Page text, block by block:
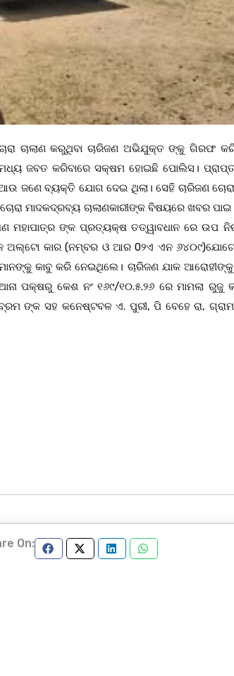
ଚାଲାଣ କରୁଥିବା ଚାରିଜଣ ଅଭିଯୁକ୍ତ ଙ୍କୁ ଗିରଫ
ଜବତ କରିବାରେ ସକ୍ଷମ ହୋଇଛି ପୋଲିସ।
ଜଣେ ବ୍ୟକ୍ତି ଯୋଗ ଦେଇ ଥିଲା। ସେହି ଚାରିଜଣ ଚୋରା
ମାଦକଦ୍ରବ୍ୟ ଚାଲାଣକାରୀଙ୍କ ବିଷୟରେ ଖବର ପାଇ
ମହାପାତ୍ର ଙ୍କ ପ୍ରତ୍ୟକ୍ଷ ତତ୍ୱାବଧାନ ରେ ଉପ
ଅଲ୍ଟୋ କାର (ନମ୍ବର ଓ ଆର 0୨ଏ ଏନ
କାବୁ କରି ନେଇଥିଲେ। ଚାରିଜଣ ଯାକ
ପକ୍ଷରୁ କେଶ ନଂ ୧୬୯/୧୦.୫.୨୬ ରେ ମାମଲା ରୁଜୁ
ଙ୍କ ସହ କନେଷ୍ଟବଳ ଏ. ପୁରୀ, ପି ବେହେ ରା,
On: